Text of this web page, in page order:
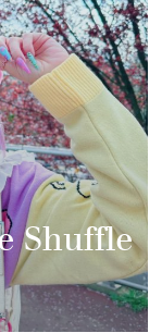
Shuffle